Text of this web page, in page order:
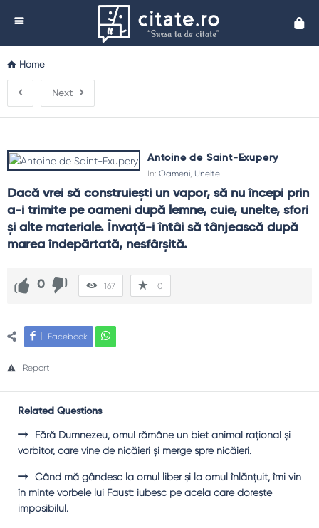
Home
Next
Antoine de Saint-Exupery
In: Oameni, Unelte
Dacă vrei să construieşti un vapor, să nu începi prin
a-i trimite pe oameni după lemne, cuie, unelte, sfori
şi alte materiale. Învaţă-i întâi să tânjească după
marea îndepărtată, nesfârşită.
0 167 0
Facebook
Report
Related Questions
Fără Dumnezeu, omul rămâne un biet animal raţional şi
vorbitor, care vine de nicăieri şi merge spre nicăieri.
Când mă gândesc la omul liber şi la omul înlănţuit, îmi vin
în minte vorbele lui Faust: iubesc pe acela care doreşte
imposibilul.